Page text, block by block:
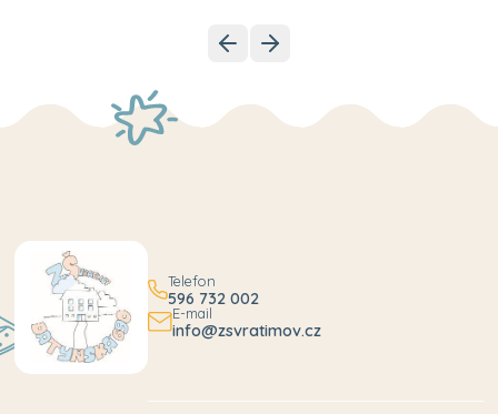
Telefon
596 732 002
E-mail
info@zsvratimov.cz